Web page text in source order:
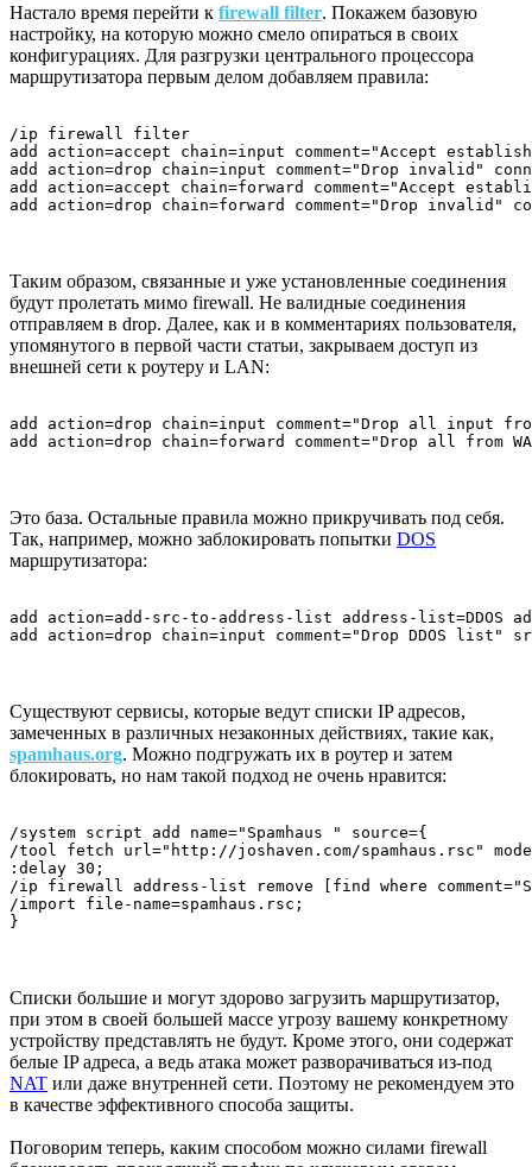
Настало время перейти к firewall filter. Покажем базовую
настройку, на которую можно смело опираться в своих
конфигурациях. Для разгрузки центрального процессора
маршрутизатора первым делом добавляем правила:
/ip firewall filter
add action=accept chain=input comment="Accept
add action=drop chain=input comment="Drop invalid"
add action=accept chain=forward comment="Accept
add action=drop chain=forward comment="Drop invalid"
Таким образом, связанные и уже установленные соединения
будут пролетать мимо firewall. Не валидные соединения
отправляем в drop. Далее, как и в комментариях пользователя,
упомянутого в первой части статьи, закрываем доступ из
внешней сети к роутеру и LAN:
add action=drop chain=input comment="Drop all input
add action=drop chain=forward comment="Drop all from
Это база. Остальные правила можно прикручивать под себя.
Так, например, можно заблокировать попытки DOS
маршрутизатора:
add action=add-src-to-address-list address-list=DDOS
add action=drop chain=input comment="Drop DDOS list"
Существуют сервисы, которые ведут списки IP адресов,
замеченных в различных незаконных действиях, такие как,
spamhaus.org. Можно подгружать их в роутер и затем
блокировать, но нам такой подход не очень нравится:
/system script add name="Spamhaus " source={
/tool fetch url="http://joshaven.com/spamhaus.rsc"
:delay 30;
/ip firewall address-list remove [find where
/import file-name=spamhaus.rsc;
}
Списки большие и могут здорово загрузить маршрутизатор,
при этом в своей большей массе угрозу вашему конкретному
устройству представлять не будут. Кроме этого, они содержат
белые IP адреса, а ведь атака может разворачиваться из-под
NAT или даже внутренней сети. Поэтому не рекомендуем это
в качестве эффективного способа защиты.
Поговорим теперь, каким способом можно силами firewall